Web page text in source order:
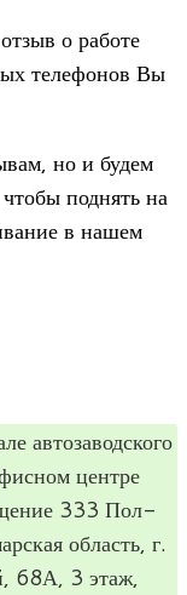
о работе
теле­фо­нов Вы
но и будем
под­нять на
в нашем
авто­за­вод­ского
цен­тре
333 Пол­
область, г.
68А, 3 этаж,